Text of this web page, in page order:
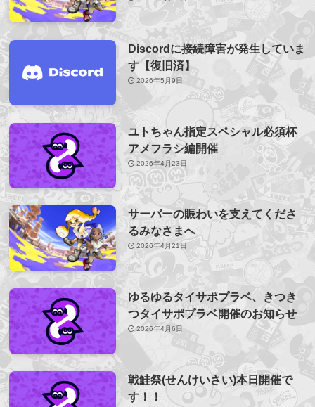
Discordに接続障害が発生していま
す【復旧済】
2026年5月9日
ユトちゃん指定スペシャル必須杯
アメフラシ編開催
2026年4月23日
サーバーの賑わいを支えてくださ
るみなさまへ
2026年4月21日
ゆるゆるタイサポプラベ、きつき
つタイサポプラベ開催のお知らせ
2026年4月6日
戦鮭祭(せんけいさい)本日開催で
す！！